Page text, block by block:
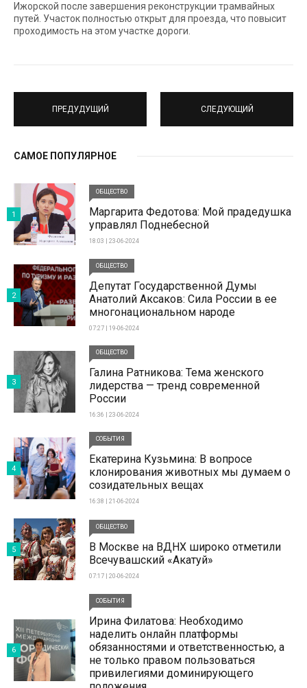
Ижорской после завершения реконструкции трамвайных
путей. Участок полностью открыт для проезда, что повысит
проходимость на этом участке дороги.
ПРЕДУДУЩИЙ СЛЕДУЮЩИЙ
САМОЕ ПОПУЛЯРНОЕ
ОБЩЕСТВО
Маргарита Федотова: Мой прадедушка
управлял Поднебесной
18:03 | 23-06-2024
1
ОБЩЕСТВО
Депутат Государственной Думы
Анатолий Аксаков: Сила России в ее
многонациональном народе
07:27 | 19-06-2024
2
ОБЩЕСТВО
Галина Ратникова: Тема женского
лидерства — тренд современной
России
16:36 | 23-06-2024
3
СОБЫТИЯ
Екатерина Кузьмина: В вопросе
клонирования животных мы думаем о
созидательных вещах
16:38 | 21-06-2024
4
ОБЩЕСТВО
В Москве на ВДНХ широко отметили
Всечувашский «Акатуй»
07:17 | 20-06-2024
5
СОБЫТИЯ
Ирина Филатова: Необходимо
наделить онлайн платформы
обязанностями и ответственностью, а
не только правом пользоваться
привилегиями доминирующего
6